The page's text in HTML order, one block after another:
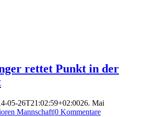
rettet Punkt in der
05-26T21:02:59+02:0026. Mai
Mannschaft|0 Kommentare